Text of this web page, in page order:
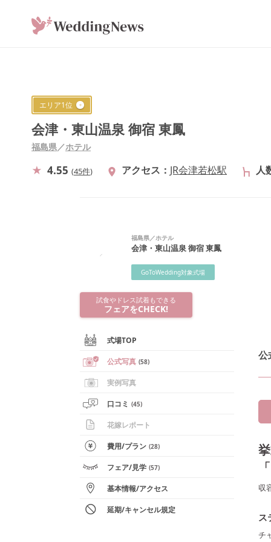
エリア1位
会津・東山温泉 御宿 東鳳
福島県／ホテル
4.55 (45件) アクセス JR会津若松駅 人
福島県／ホテル
会津・東山温泉 御宿 東鳳
GoToWedding対象式場
試食やドレス試着もできる
フェアをCHECK!
式場TOP
公式写真 (58)
実例写真
口コミ (45)
花嫁レポート
費用/プラン (28)
フェア/見学 (57)
基本情報/アクセス
延期/キャンセル規定
公
収
ス
チ